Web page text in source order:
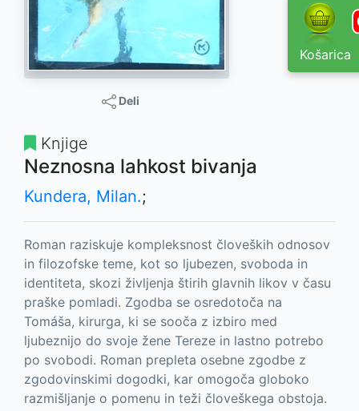
Košarica
Deli
Knjige
Neznosna lahkost bivanja
Kundera, Milan.;
Roman raziskuje kompleksnost človeških odnosov
in filozofske teme, kot so ljubezen, svoboda in
identiteta, skozi življenja štirih glavnih likov v času
praške pomladi. Zgodba se osredotoča na
Tomáša, kirurga, ki se sooča z izbiro med
ljubeznijo do svoje žene Tereze in lastno potrebo
po svobodi. Roman prepleta osebne zgodbe z
zgodovinskimi dogodki, kar omogoča globoko
razmišljanje o pomenu in teži človeškega obstoja.